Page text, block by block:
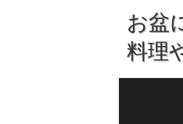
お盆
料理